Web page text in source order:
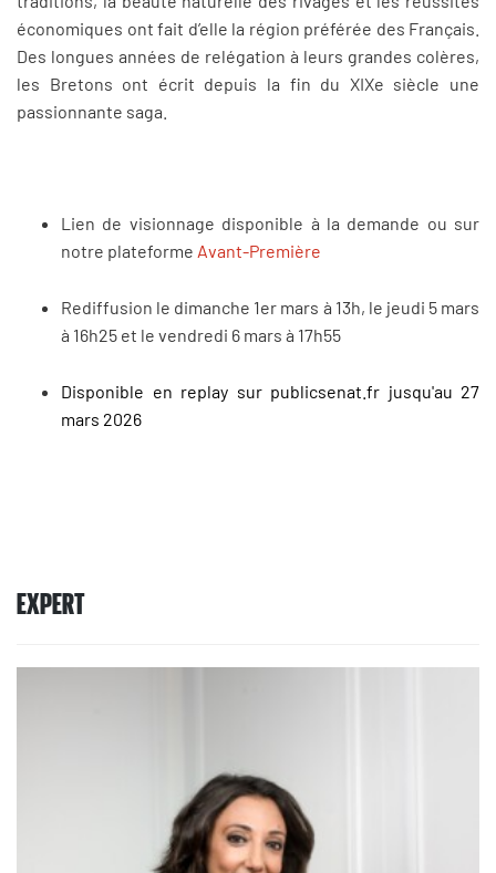
économiques ont fait d’elle la région préférée des Français.
Des longues années de relégation à leurs grandes colères,
les Bretons ont écrit depuis la fin du XIXe siècle une
passionnante saga.
Lien de visionnage disponible à la demande ou sur
notre plateforme Avant-Première
Rediffusion le dimanche 1er mars à 13h, le jeudi 5 mars
à 16h25 et le vendredi 6 mars à 17h55
Disponible en replay sur publicsenat.fr jusqu'au 27
mars 2026
EXPERT